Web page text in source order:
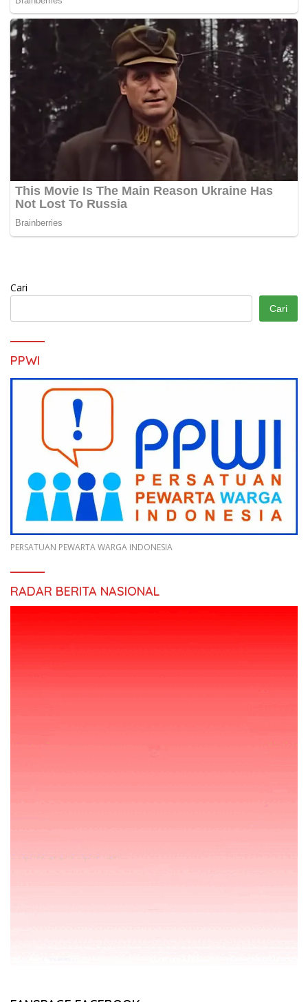
Cari
Cari
PPWI
PERSATUAN PEWARTA WARGA INDONESIA
RADAR BERITA NASIONAL